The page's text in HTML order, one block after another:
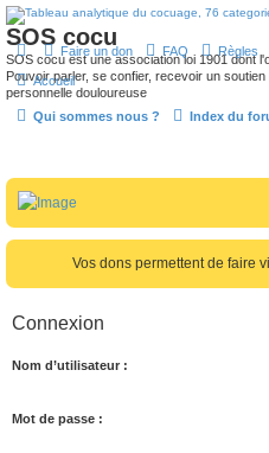
SOS cocu
SOS cocu est une association loi 1901 dont
Pouvoir parler, se confier, recevoir un
personnelle douloureuse
Faire un don FAQ Règles
Accueil
Qui sommes nous ? Index du
Vos dons permettent de faire
Connexion
Nom d’utilisateur :
Mot de passe :